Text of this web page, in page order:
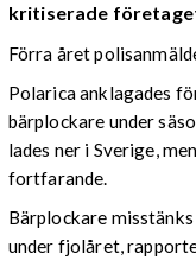
kritiserade
Förra året
Polarica anklagades
bärplockare under
lades ner i Sverige,
fortfarande.
Bärplockare
under fjolåret,